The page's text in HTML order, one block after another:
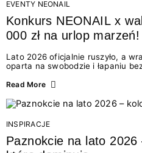
EVENTY NEONAIL
Konkurs NEONAIL x
000 zł na urlop
Lato 2026 oficjalnie ruszyło, a
oparta na swobodzie i łapaniu
doświadczenia wakacji – od
Motywem przewodnim jest
letnich momentów. Z tej okazji
wyjątkowego: wielki konkurs z
najgorętszych trendów w...
Read More
INSPIRACJE
Paznokcie na lato